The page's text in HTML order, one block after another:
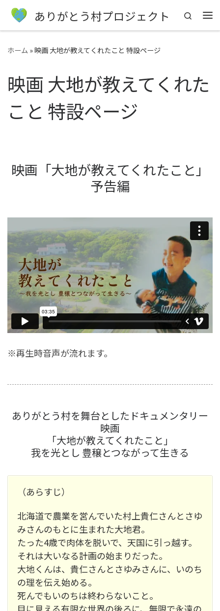
ありがとう村プロジェクト
Search
ホーム »映画 大地が教えてくれたこと 特設ページ
映画 大地が教えてくれた
こと 特設ページ
映画「大地が教えてくれたこと」
予告編
※再生時音声が流れます。
ありがとう村を舞台としたドキュメンタリー
映画
「大地が教えてくれたこと」
我を光とし 豊穣とつながって生きる
（あらすじ）
北海道で農業を営んでいた村上貴仁さんとさゆ
みさんのもとに生まれた大地君。
たった4歳で肉体を脱いで、天国に引っ越す。
それは大いなる計画の始まりだった。
大地くんは、貴仁さんとさゆみさんに、いのち
の理を伝え始める。
死んでもいのちは終わらないこと。